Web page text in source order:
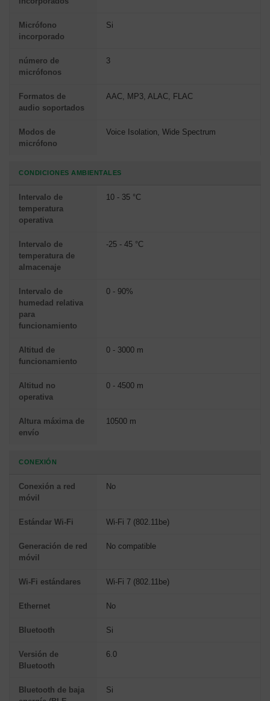
Micrófono
incorporado
Si
número de
micrófonos
3
Formatos de
audio soportados
AAC, MP3, ALAC, FLAC
Modos de
micrófono
Voice Isolation, Wide Spectrum
CONDICIONES AMBIENTALES
Intervalo de
temperatura
operativa
10 - 35 °C
Intervalo de
temperatura de
almacenaje
-25 - 45 °C
Intervalo de
humedad relativa
para
funcionamiento
0 - 90%
Altitud de
funcionamiento
0 - 3000 m
Altitud no
operativa
0 - 4500 m
Altura máxima de
envío
10500 m
CONEXIÓN
Conexión a red
móvil
No
Estándar Wi-Fi Wi-Fi 7 (802.11be)
Generación de red
móvil
No compatible
Wi-Fi estándares Wi-Fi 7 (802.11be)
Ethernet No
Bluetooth Si
Versión de
Bluetooth
6.0
Bluetooth de baja
Si